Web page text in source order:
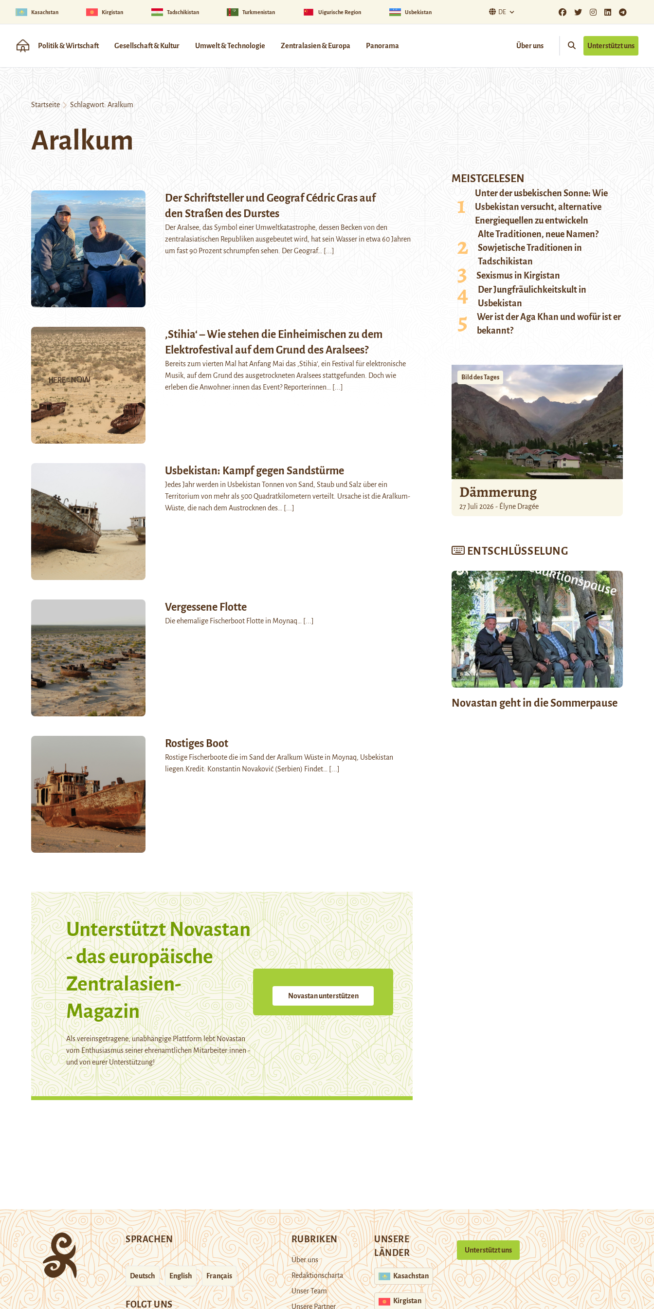
Kasachstan Kirgistan Tadschikistan Turkmenistan Uigurische Region Usbekistan DE
Politik & Wirtschaft Gesellschaft & Kultur Umwelt & Technologie Zentralasien & Europa Panorama Über uns Unterstützt uns
Startseite Schlagwort: Aralkum
Aralkum
Der Schriftsteller und Geograf Cédric Gras auf
den Straßen des Durstes
Der Aralsee, das Symbol einer Umweltkatastrophe, dessen Becken von den
zentralasiatischen Republiken ausgebeutet wird, hat sein Wasser in etwa 60 Jahren
um fast 90 Prozent schrumpfen sehen. Der Geograf…
[...]
‚Stihia‘ – Wie stehen die Einheimischen zu dem
Elektrofestival auf dem Grund des Aralsees?
Bereits zum vierten Mal hat Anfang Mai das ‚Stihia‘, ein Festival für elektronische
Musik, auf dem Grund des ausgetrockneten Aralsees stattgefunden. Doch wie
erleben die Anwohner:innen das Event? Reporterinnen…
[...]
Usbekistan: Kampf gegen Sandstürme
Jedes Jahr werden in Usbekistan Tonnen von Sand, Staub und Salz über ein
Territorium von mehr als 500 Quadratkilometern verteilt. Ursache ist die Aralkum-
Wüste, die nach dem Austrocknen des…
[...]
Vergessene Flotte
Die ehemalige Fischerboot Flotte in Moynaq… [...]
Rostiges Boot
Rostige Fischerboote die im Sand der Aralkum Wüste in Moynaq, Usbekistan
liegen.Kredit: Konstantin Novaković (Serbien) Findet…
[...]
Unterstützt Novastan
- das europäische
Zentralasien-
Magazin
Als vereinsgetragene, unabhängige Plattform lebt Novastan
vom Enthusiasmus seiner ehrenamtlichen Mitarbeiter:innen -
und von eurer Unterstützung!
Novastan unterstützen
MEISTGELESEN
Unter der usbekischen Sonne: Wie
Usbekistan versucht, alternative
Energiequellen zu entwickeln
Alte Traditionen, neue Namen?
Sowjetische Traditionen in
Tadschikistan
Sexismus in Kirgistan
Der Jungfräulichkeitskult in
Usbekistan
Wer ist der Aga Khan und wofür ist er
bekannt?
Bild des Tages
Dämmerung
27 Juli 2026 - Élyne Dragée
ENTSCHLÜSSELUNG
Novastan geht in die Sommerpause
SPRACHEN
Deutsch English Français
FOLGT UNS
RUBRIKEN
Über uns
Redaktionscharta
Unser Team
Unsere Partner
UNSERE
LÄNDER
Kasachstan
Kirgistan
Unterstützt uns